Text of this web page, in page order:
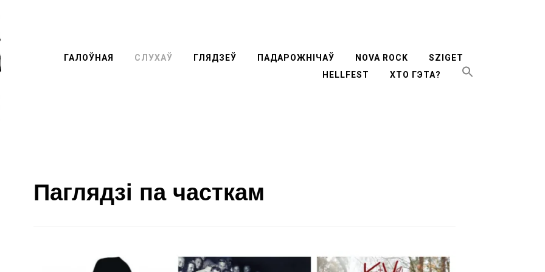
Перейти
ГАЛОЎНАЯ СЛУХАЎ ГЛЯДЗЕЎ ПАДАРОЖНІЧАЎ NOVA ROCK
SZIGET
HELLFEST
ХТО ГЭТА?
Паглядзi па часткам